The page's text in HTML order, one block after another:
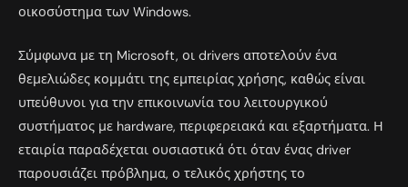
οικοσύστημα των Windows.
Σύμφωνα με τη Microsoft, οι drivers αποτελούν ένα
θεμελιώδες κομμάτι της εμπειρίας χρήσης, καθώς είναι
υπεύθυνοι για την επικοινωνία του λειτουργικού
συστήματος με hardware, περιφερειακά και εξαρτήματα. Η
εταιρία παραδέχεται ουσιαστικά ότι όταν ένας driver
παρουσιάζει πρόβλημα, ο τελικός χρήστης το